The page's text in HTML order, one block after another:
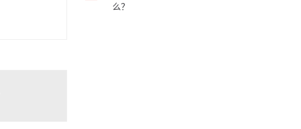
么？